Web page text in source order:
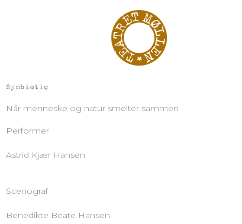
Symbiotic
Når menneske og natur smelter sammen
Performer
Astrid Kjær Hansen
Scenograf
Benedikte Beate Hansen